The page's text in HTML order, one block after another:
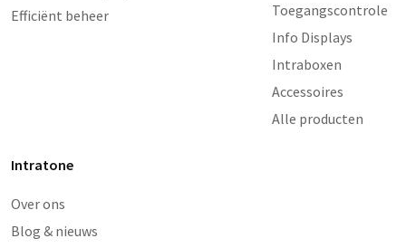
Efficiënt beheer
Toegangscontrole
Info Displays
Intraboxen
Accessoires
Alle producten
Intratone
Over ons
Blog & nieuws